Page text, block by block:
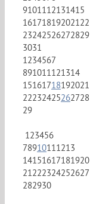
9101112131415
16171819202122
23242526272829
3031
1234567
891011121314
15161718192021
22232425262728
29
123456
78910111213
14151617181920
21222324252627
282930